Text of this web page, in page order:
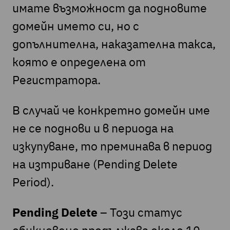
имате възможност да подновите
домейн името си, но с
допълнителна, наказателна такса,
която е определена от
Регистратора.
В случай че конкретно домейн име
не се поднови и в периода на
изкупуване, то преминава в период
на изтриване (Pending Delete
Period).
Pending Delete – Този статус